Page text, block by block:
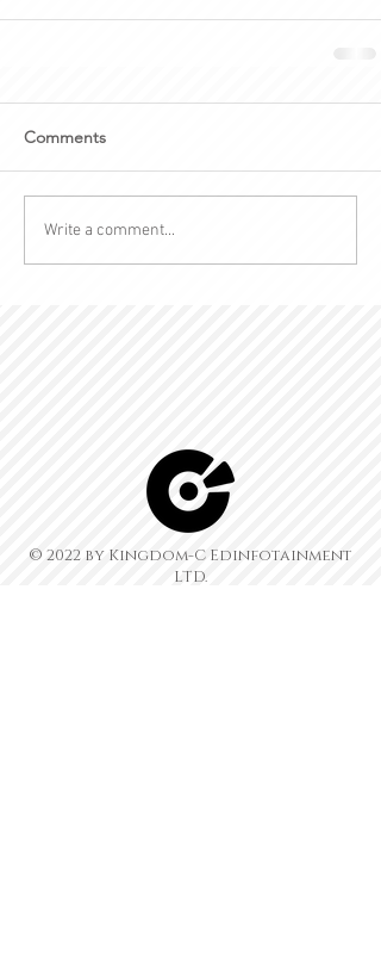
Comments
Write a comment...
© 2022 by Kingdom-C Edinfotainment
LTD.